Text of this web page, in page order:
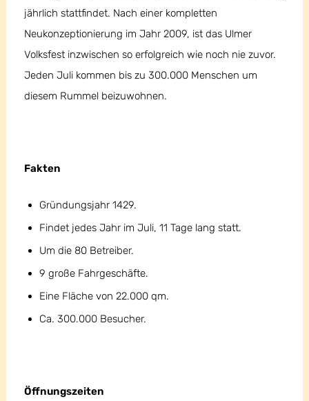
jährlich stattfindet. Nach einer kompletten
Neukonzeptionierung im Jahr 2009, ist das Ulmer
Volksfest inzwischen so erfolgreich wie noch nie zuvor.
Jeden Juli kommen bis zu 300.000 Menschen um
diesem Rummel beizuwohnen.
Fakten
Gründungsjahr 1429.
Findet jedes Jahr im Juli, 11 Tage lang statt.
Um die 80 Betreiber.
9 große Fahrgeschäfte.
Eine Fläche von 22.000 qm.
Ca. 300.000 Besucher.
Öffnungszeiten